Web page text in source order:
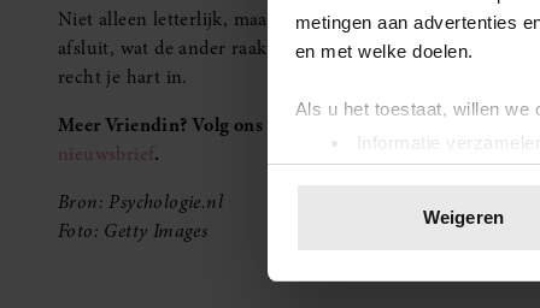
metingen aan advertenties
en met welke doelen.
Als u het toestaat, willen we
Informatie
Uw apparaat
toestemming op elk
We gebruiken cookies om
Weigeren
Niet alleen letterlijk, maar op eendieper niveau. Je
afsluit, wat de ander raakt. En jij wordt op dezelfde
recht je hart in.
Meer Vriendin? Volg ons op
Instagram . Je
nieuwsbrief.
Bron: Psychologie.nl
Foto: Getty Images